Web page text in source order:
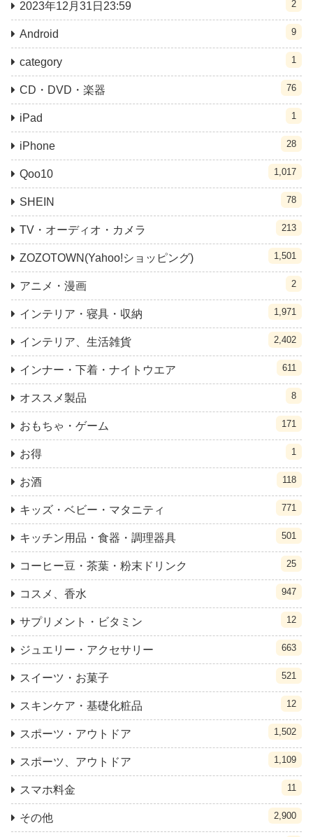
2023年12月31日23:59 2
Android 9
category 1
CD・DVD・楽器 76
iPad 1
iPhone 28
Qoo10 1,017
SHEIN 78
TV・オーディオ・カメラ 213
ZOZOTOWN(Yahoo!ショッピング) 1,501
アニメ・漫画 2
インテリア・寝具・収納 1,971
インテリア、生活雑貨 2,402
インナー・下着・ナイトウエア 611
オススメ製品 8
おもちゃ・ゲーム 171
お得 1
お酒 118
キッズ・ベビー・マタニティ 771
キッチン用品・食器・調理器具 501
コーヒー豆・茶葉・粉末ドリンク 25
コスメ、香水 947
サプリメント・ビタミン 12
ジュエリー・アクセサリー 663
スイーツ・お菓子 521
スキンケア・基礎化粧品 12
スポーツ・アウトドア 1,502
スポーツ、アウトドア 1,109
スマホ料金 11
その他 2,900